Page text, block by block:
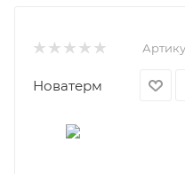
Новатерм